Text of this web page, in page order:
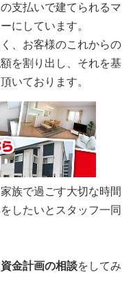
支払いで建てられるマ
にしています。
、お客様のこれからの
を割り出し、それを基
いております。
族で過ごす大切な時間
したいとスタッフ一同
資金計画の相談をしてみ